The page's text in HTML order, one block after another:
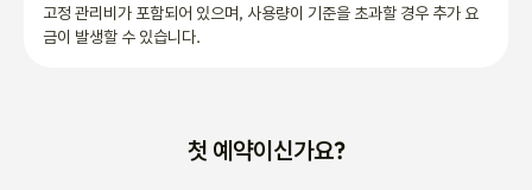
고정 관리비가 포함되어 있으며, 사용량이 기준을 초과할 경우 추가 요
금이 발생할 수 있습니다.
첫 예약이신가요?